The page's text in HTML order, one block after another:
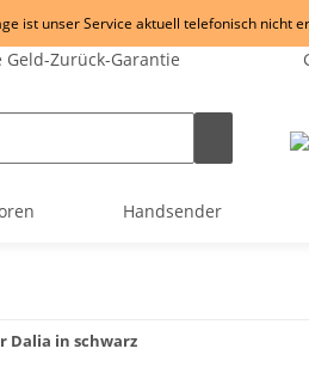
ist unser Service aktuell telefonisch nicht
Geld-Zurück-Garantie
Handsender
Dalia in schwarz